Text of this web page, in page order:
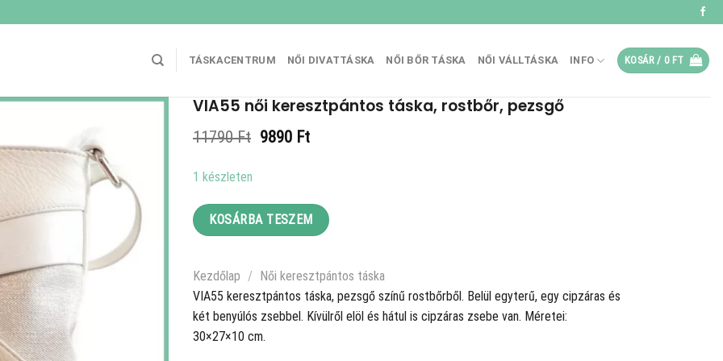
TÁSKACENTRUM NŐI DIVATTÁSKA NŐI BŐR TÁSKA NŐI VÁLLTÁSKA INFO KOSÁR / 0 FT
VIA55 női keresztpántos táska, rostbőr, pezsgő
11790Ft Original
9890 FtCurrent
1 készleten
KOSÁRBA TESZEM
Kezdőlap / Női keresztpántos táska
VIA55 keresztpántos táska, pezsgő színű rostbőrből. Belül egyterű, egy cipzáras és
két benyúlós zsebbel. Kívülről elöl és hátul is cipzáras zsebe van. Méretei:
30×27×10 cm.